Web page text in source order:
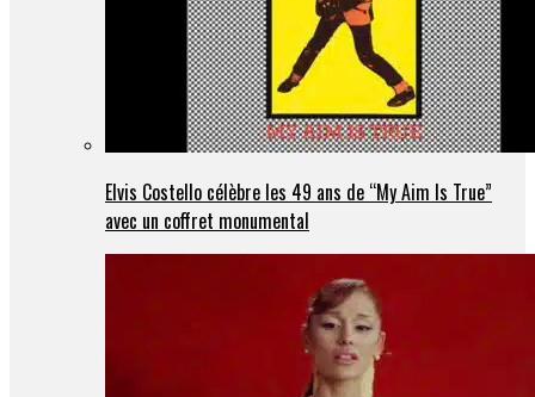
Elvis Costello célèbre les 49 ans de “My Aim Is True”
avec un coffret monumental